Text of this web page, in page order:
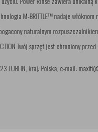
M-BRITTLE™ nadaje
naturalnym
Twój sprzęt jest chroniony
LUBLIN, kraj: Polska, e-mail: